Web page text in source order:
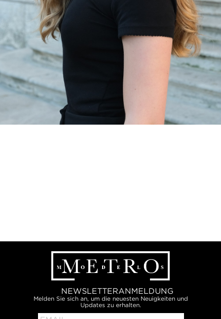
NEWSLETTERANMELDUNG
Melden Sie sich an, um die neuesten Neuigkeiten und
Updates zu erhalten.